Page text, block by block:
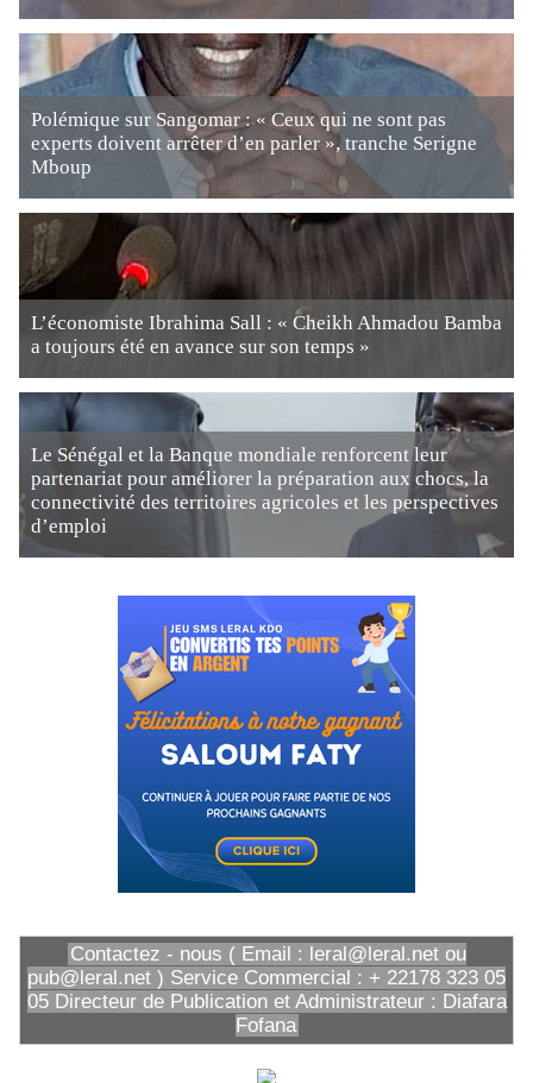
Polémique sur Sangomar : « Ceux qui ne sont pas
experts doivent arrêter d’en parler », tranche Serigne
Mboup
L’économiste Ibrahima Sall : « Cheikh Ahmadou Bamba
a toujours été en avance sur son temps »
Le Sénégal et la Banque mondiale renforcent leur
partenariat pour améliorer la préparation aux chocs, la
connectivité des territoires agricoles et les perspectives
d’emploi
Contactez - nous ( Email : leral@leral.net ou
pub@leral.net ) Service Commercial : + 22178 323 05
05 Directeur de Publication et Administrateur : Diafara
Fofana